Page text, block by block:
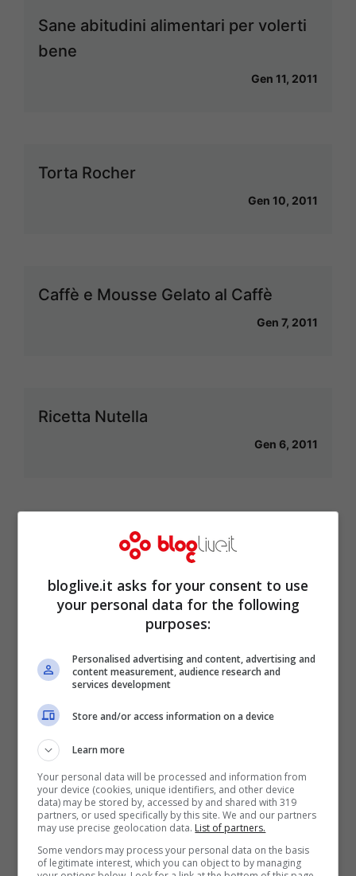
Sane abitudini alimentari per volerti
bene
Gen 11, 2011
Torta Rocher
Gen 10, 2011
Caffè e Mousse Gelato al Caffè
Gen 7, 2011
Ricetta Nutella
Gen 6, 2011
Parmigiano Reggiano
Ciambelle Donuts… Do'H!
Petto di pollo al latte con piselli
Gen 3, 2011
bloglive.it asks for your consent to use
your personal data for the following
purposes:
Personalised advertising and content, advertising and
content measurement, audience research and
services development
Store and/or access information on a device
Learn more
Your personal data will be processed and information from
your device (cookies, unique identifiers, and other device
data) may be stored by, accessed by and shared with 319
partners, or used specifically by this site. We and our partners
may use precise geolocation data. List of partners.
Some vendors may process your personal data on the basis
of legitimate interest, which you can object to by managing